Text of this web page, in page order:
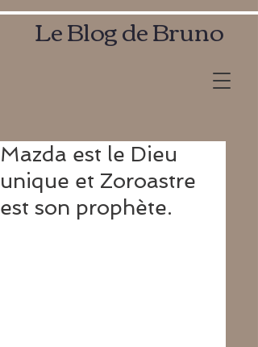
Le Blog de Bruno
Mazda est le Dieu
unique et Zoroastre
est son prophète.